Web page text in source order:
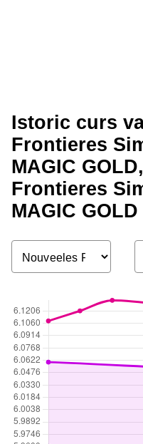
Istoric curs
Frontieres
MAGIC
Frontieres
MAGIC GOLD